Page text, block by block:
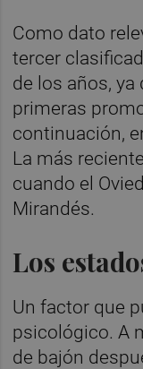
Como dato
tercer
de los años, ya
primeras
continuación,
La más
cuando el
Mirandés.
Los
Un factor que
psicológico. A
de bajón